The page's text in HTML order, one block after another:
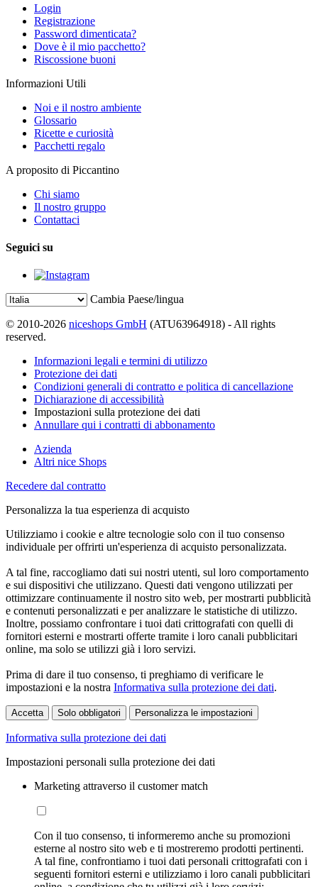
Login
Registrazione
Password dimenticata?
Dove è il mio pacchetto?
Riscossione buoni
Informazioni Utili
Noi e il nostro ambiente
Glossario
Ricette e curiosità
Pacchetti regalo
A proposito di Piccantino
Chi siamo
Il nostro gruppo
Contattaci
Seguici su
Cambia Paese/lingua
© 2010-2026 niceshops GmbH (ATU63964918) - All rights
reserved.
Informazioni legali e termini di utilizzo
Protezione dei dati
Condizioni generali di contratto e politica di cancellazione
Dichiarazione di accessibilità
Impostazioni sulla protezione dei dati
Annullare qui i contratti di abbonamento
Azienda
Altri nice Shops
Recedere dal contratto
Personalizza la tua esperienza di acquisto
Utilizziamo i cookie e altre tecnologie solo con il tuo consenso
individuale per offrirti un'esperienza di acquisto personalizzata.
A tal fine, raccogliamo dati sui nostri utenti, sul loro comportamento
e sui dispositivi che utilizzano. Questi dati vengono utilizzati per
ottimizzare continuamente il nostro sito web, per mostrarti pubblicità
e contenuti personalizzati e per analizzare le statistiche di utilizzo.
Inoltre, possiamo confrontare i tuoi dati crittografati con quelli di
fornitori esterni e mostrarti offerte tramite i loro canali pubblicitari
online, ma solo se utilizzi già i loro servizi.
Prima di dare il tuo consenso, ti preghiamo di verificare le
impostazioni e la nostra Informativa sulla protezione dei dati.
Accetta Solo obbligatori Personalizza le impostazioni
Informativa sulla protezione dei dati
Impostazioni personali sulla protezione dei dati
Marketing attraverso il customer match
Con il tuo consenso, ti informeremo anche su promozioni
esterne al nostro sito web e ti mostreremo prodotti pertinenti.
A tal fine, confrontiamo i tuoi dati personali crittografati con i
seguenti fornitori esterni e utilizziamo i loro canali pubblicitari